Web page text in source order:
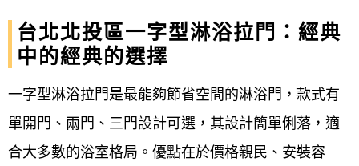
安全強化玻璃 #台北北投區 衛浴設備 #台北
北投區 防水條 #台北北投區 膠條 #台北北投
區 磁條 #台北北投區 檔水條 #台北北投區 淋
浴拉門防水條 #台北市北投區中央北路 #福典
建設-福林國典社區
台北北投區一字型淋浴拉門：經典
中的經典的選擇
一字型淋浴拉門是最能夠節省空間的淋浴門，款式有
單開門、兩門、三門設計可選，其設計簡單俐落，適
合大多數的浴室格局。優點在於價格親民、安裝容